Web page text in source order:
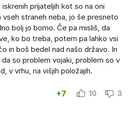
prijateljih kot so na oni
vseh straneh neba, jo še presneto
bolj jo bomo. Če pa misliš, da
ko bo treba, potem pa lahko vsi
in boš bedel nad našo državo. In
so problem vojaki, problem so v
v vrhu, na višjih položajih.
+7 10 3